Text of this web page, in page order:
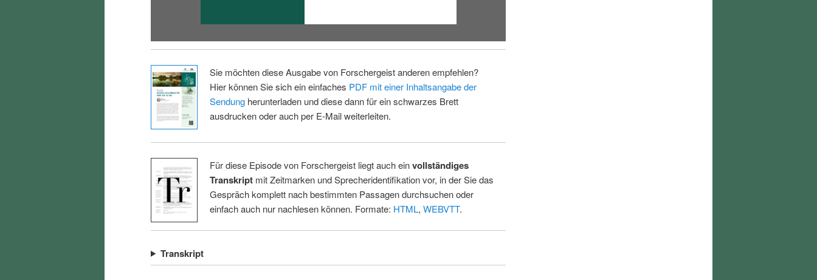
Sie möchten diese Ausgabe von Forschergeist anderen empfehlen?
Hier können Sie sich ein einfaches PDF mit einer Inhaltsangabe der
Sendungherunterladen und diese dann für ein schwarzes Brett
ausdrucken oder auch per E-Mail weiterleiten.
Für diese Episode von Forschergeist liegt auch einvollständiges
Transkriptmit Zeitmarken und Sprecheridentifikation vor, in der Sie das
Gespräch komplett nach bestimmten Passagen durchsuchen oder
einfach auch nur nachlesen können. Formate: HTML, WEBVTT.
Transkript